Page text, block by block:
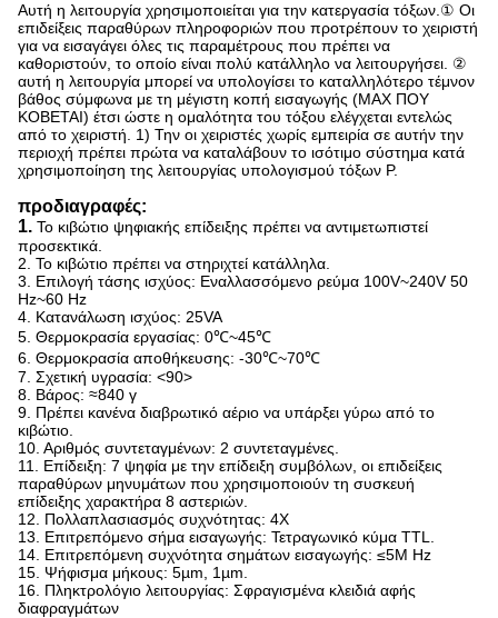
Αυτή η λειτουργία χρησιμοποιείται για την κατεργασία τόξων.① Οι
επιδείξεις παραθύρων πληροφοριών που προτρέπουν το χειριστή
για να εισαγάγει όλες τις παραμέτρους που πρέπει να
καθοριστούν, το οποίο είναι πολύ κατάλληλο να λειτουργήσει. ②
αυτή η λειτουργία μπορεί να υπολογίσει το καταλληλότερο τέμνον
βάθος σύμφωνα με τη μέγιστη κοπή εισαγωγής (MAX ΠΟΥ
ΚΟΒΕΤΑΙ) έτσι ώστε η ομαλότητα του τόξου ελέγχεται εντελώς
από το χειριστή. 1) Την οι χειριστές χωρίς εμπειρία σε αυτήν την
περιοχή πρέπει πρώτα να καταλάβουν το ισότιμο σύστημα κατά
χρησιμοποίηση της λειτουργίας υπολογισμού τόξων Ρ.
προδιαγραφές:
1. Το κιβώτιο ψηφιακής επίδειξης πρέπει να αντιμετωπιστεί
προσεκτικά.
2. Το κιβώτιο πρέπει να στηριχτεί κατάλληλα.
3. Επιλογή τάσης ισχύος: Εναλλασσόμενο ρεύμα 100V~240V 50
Hz~60 Hz
4. Κατανάλωση ισχύος: 25VA
5. Θερμοκρασία εργασίας: 0℃~45℃
6. Θερμοκρασία αποθήκευσης: -30℃~70℃
7. Σχετική υγρασία: <90>
8. Βάρος: ≈840 γ
9. Πρέπει κανένα διαβρωτικό αέριο να υπάρξει γύρω από το
κιβώτιο.
10. Αριθμός συντεταγμένων: 2 συντεταγμένες.
11. Επίδειξη: 7 ψηφία με την επίδειξη συμβόλων, οι επιδείξεις
παραθύρων μηνυμάτων που χρησιμοποιούν τη συσκευή
επίδειξης χαρακτήρα 8 αστεριών.
12. Πολλαπλασιασμός συχνότητας: 4X
13. Επιτρεπόμενο σήμα εισαγωγής: Τετραγωνικό κύμα TTL.
14. Επιτρεπόμενη συχνότητα σημάτων εισαγωγής: ≤5M Hz
15. Ψήφισμα μήκους: 5µm, 1µm.
16. Πληκτρολόγιο λειτουργίας: Σφραγισμένα κλειδιά αφής
διαφραγμάτων